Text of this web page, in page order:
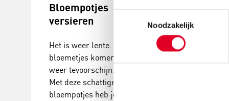
Noodzakelijk
Bloempotjes
versieren
Het is weer lente. De
bloemetjes komen
weer tevoorschijn.
Met deze schattige
bloempotjes heb je
maken